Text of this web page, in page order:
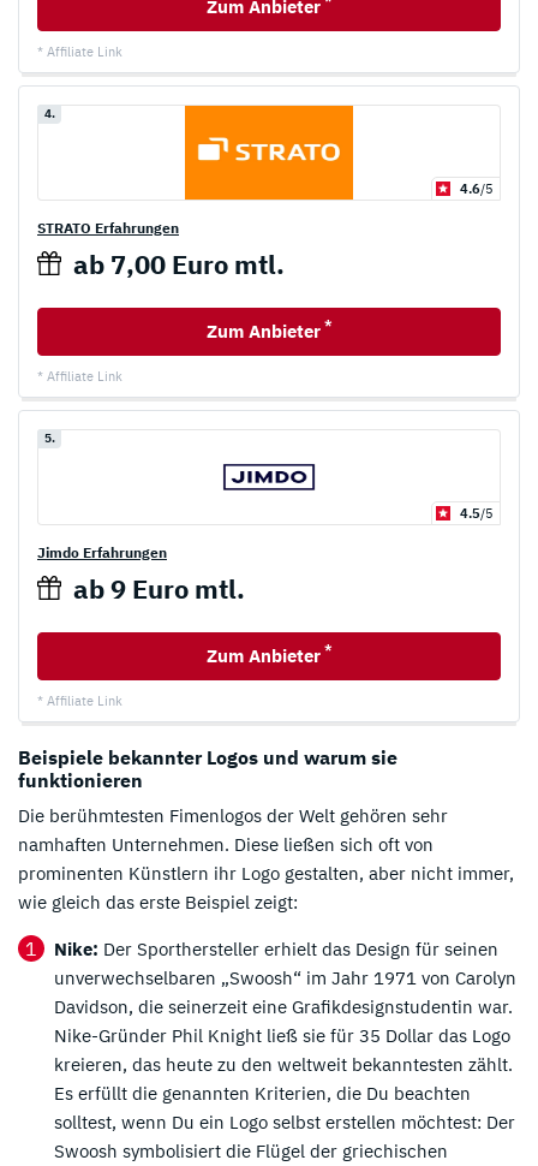
Zum Anbieter
* Affiliate Link
4.
4.6/5
STRATO Erfahrungen
ab 7,00 Euro mtl.
Zum Anbieter *
* Affiliate Link
5.
4.5/5
Jimdo Erfahrungen
ab 9 Euro mtl.
Zum Anbieter *
* Affiliate Link
Beispiele bekannter Logos und warum sie
funktionieren
Die berühmtesten Fimenlogos der Welt gehören sehr
namhaften Unternehmen. Diese ließen sich oft von
prominenten Künstlern ihr Logo gestalten, aber nicht immer,
wie gleich das erste Beispiel zeigt:
Nike: Der Sporthersteller erhielt das Design für seinen
unverwechselbaren „Swoosh“ im Jahr 1971 von Carolyn
Davidson, die seinerzeit eine Grafikdesignstudentin war.
Nike-Gründer Phil Knight ließ sie für 35 Dollar das Logo
kreieren, das heute zu den weltweit bekanntesten zählt.
Es erfüllt die genannten Kriterien, die Du beachten
solltest, wenn Du ein Logo selbst erstellen möchtest: Der
Swoosh symbolisiert die Flügel der griechischen